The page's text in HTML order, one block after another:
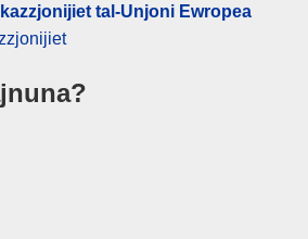
tal-Unjoni Ewropea